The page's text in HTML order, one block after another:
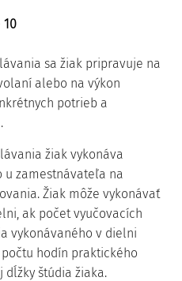
10
sa žiak pripravuje na
alebo na výkon
potrieb a
žiak vykonáva
zamestnávateľa na
Žiak môže vykonávať
ak počet vyučovacích
vykonávaného v dielni
hodín praktického
dĺžky štúdia žiaka.